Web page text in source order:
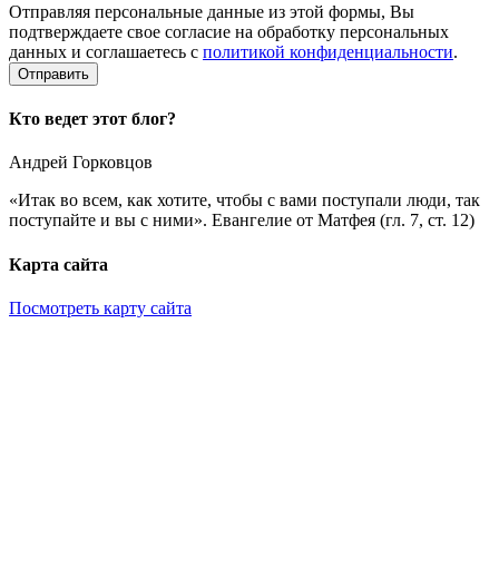
Отправляя персональные данные из этой формы, Вы
подтверждаете свое согласие на обработку персональных
данных и соглашаетесь с политикой конфиденциальности.
Кто ведет этот блог?
Андрей Горковцов
«Итак во всем, как хотите, чтобы с вами поступали люди, так
поступайте и вы с ними». Евангелие от Матфея (гл. 7, ст. 12)
Карта сайта
Посмотреть карту сайта